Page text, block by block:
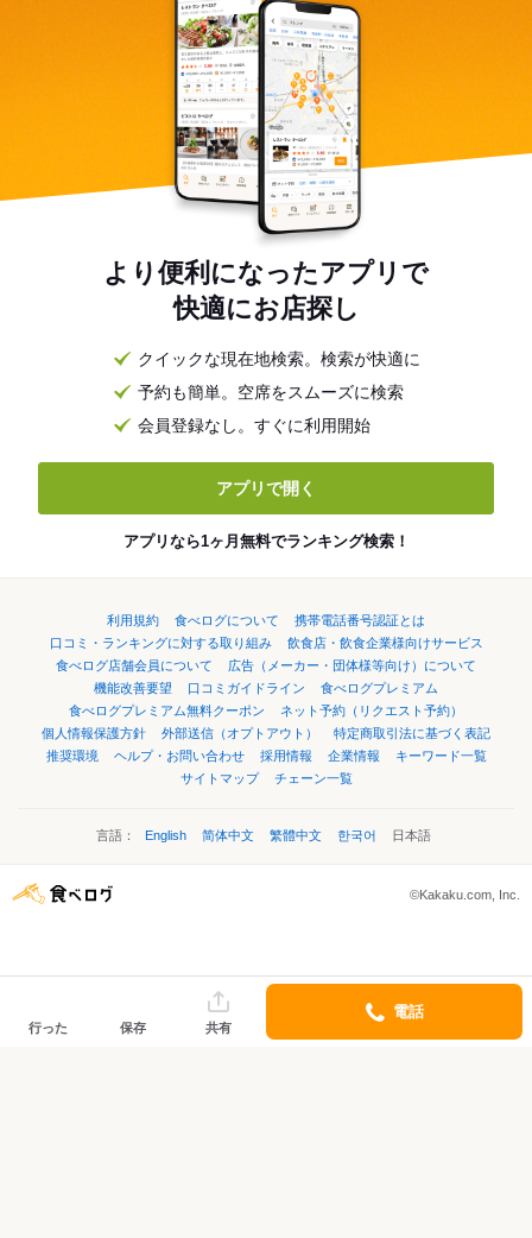
より便利になったアプリで
快適にお店探し
クイックな現在地検索。検索が快適に
予約も簡単。空席をスムーズに検索
会員登録なし。すぐに利用開始
アプリで開く
アプリなら1ヶ月無料でランキング検索！
利用規約 食べログについて
携帯電話番号認証とは
口コミ・ランキングに対する取り組み
飲食店・飲食企業様向けサービス
食べログ店舗会員について
広告（メーカー・団体様等向け）について
機能改善要望
口コミガイドライン
食べログプレミアム
食べログプレミアム無料クーポン
ネット予約（リクエスト予約）
個人情報保護方針
外部送信（オプトアウト）
特定商取引法に基づく表記
推奨環境
ヘルプ・お問い合わせ 採用情報 企業情報
キーワード一覧
サイトマップ
チェーン一覧
言語： English 简体中文 繁體中文 한국어 日本語
©Kakaku.com, Inc.
行った 保存 共有
電話